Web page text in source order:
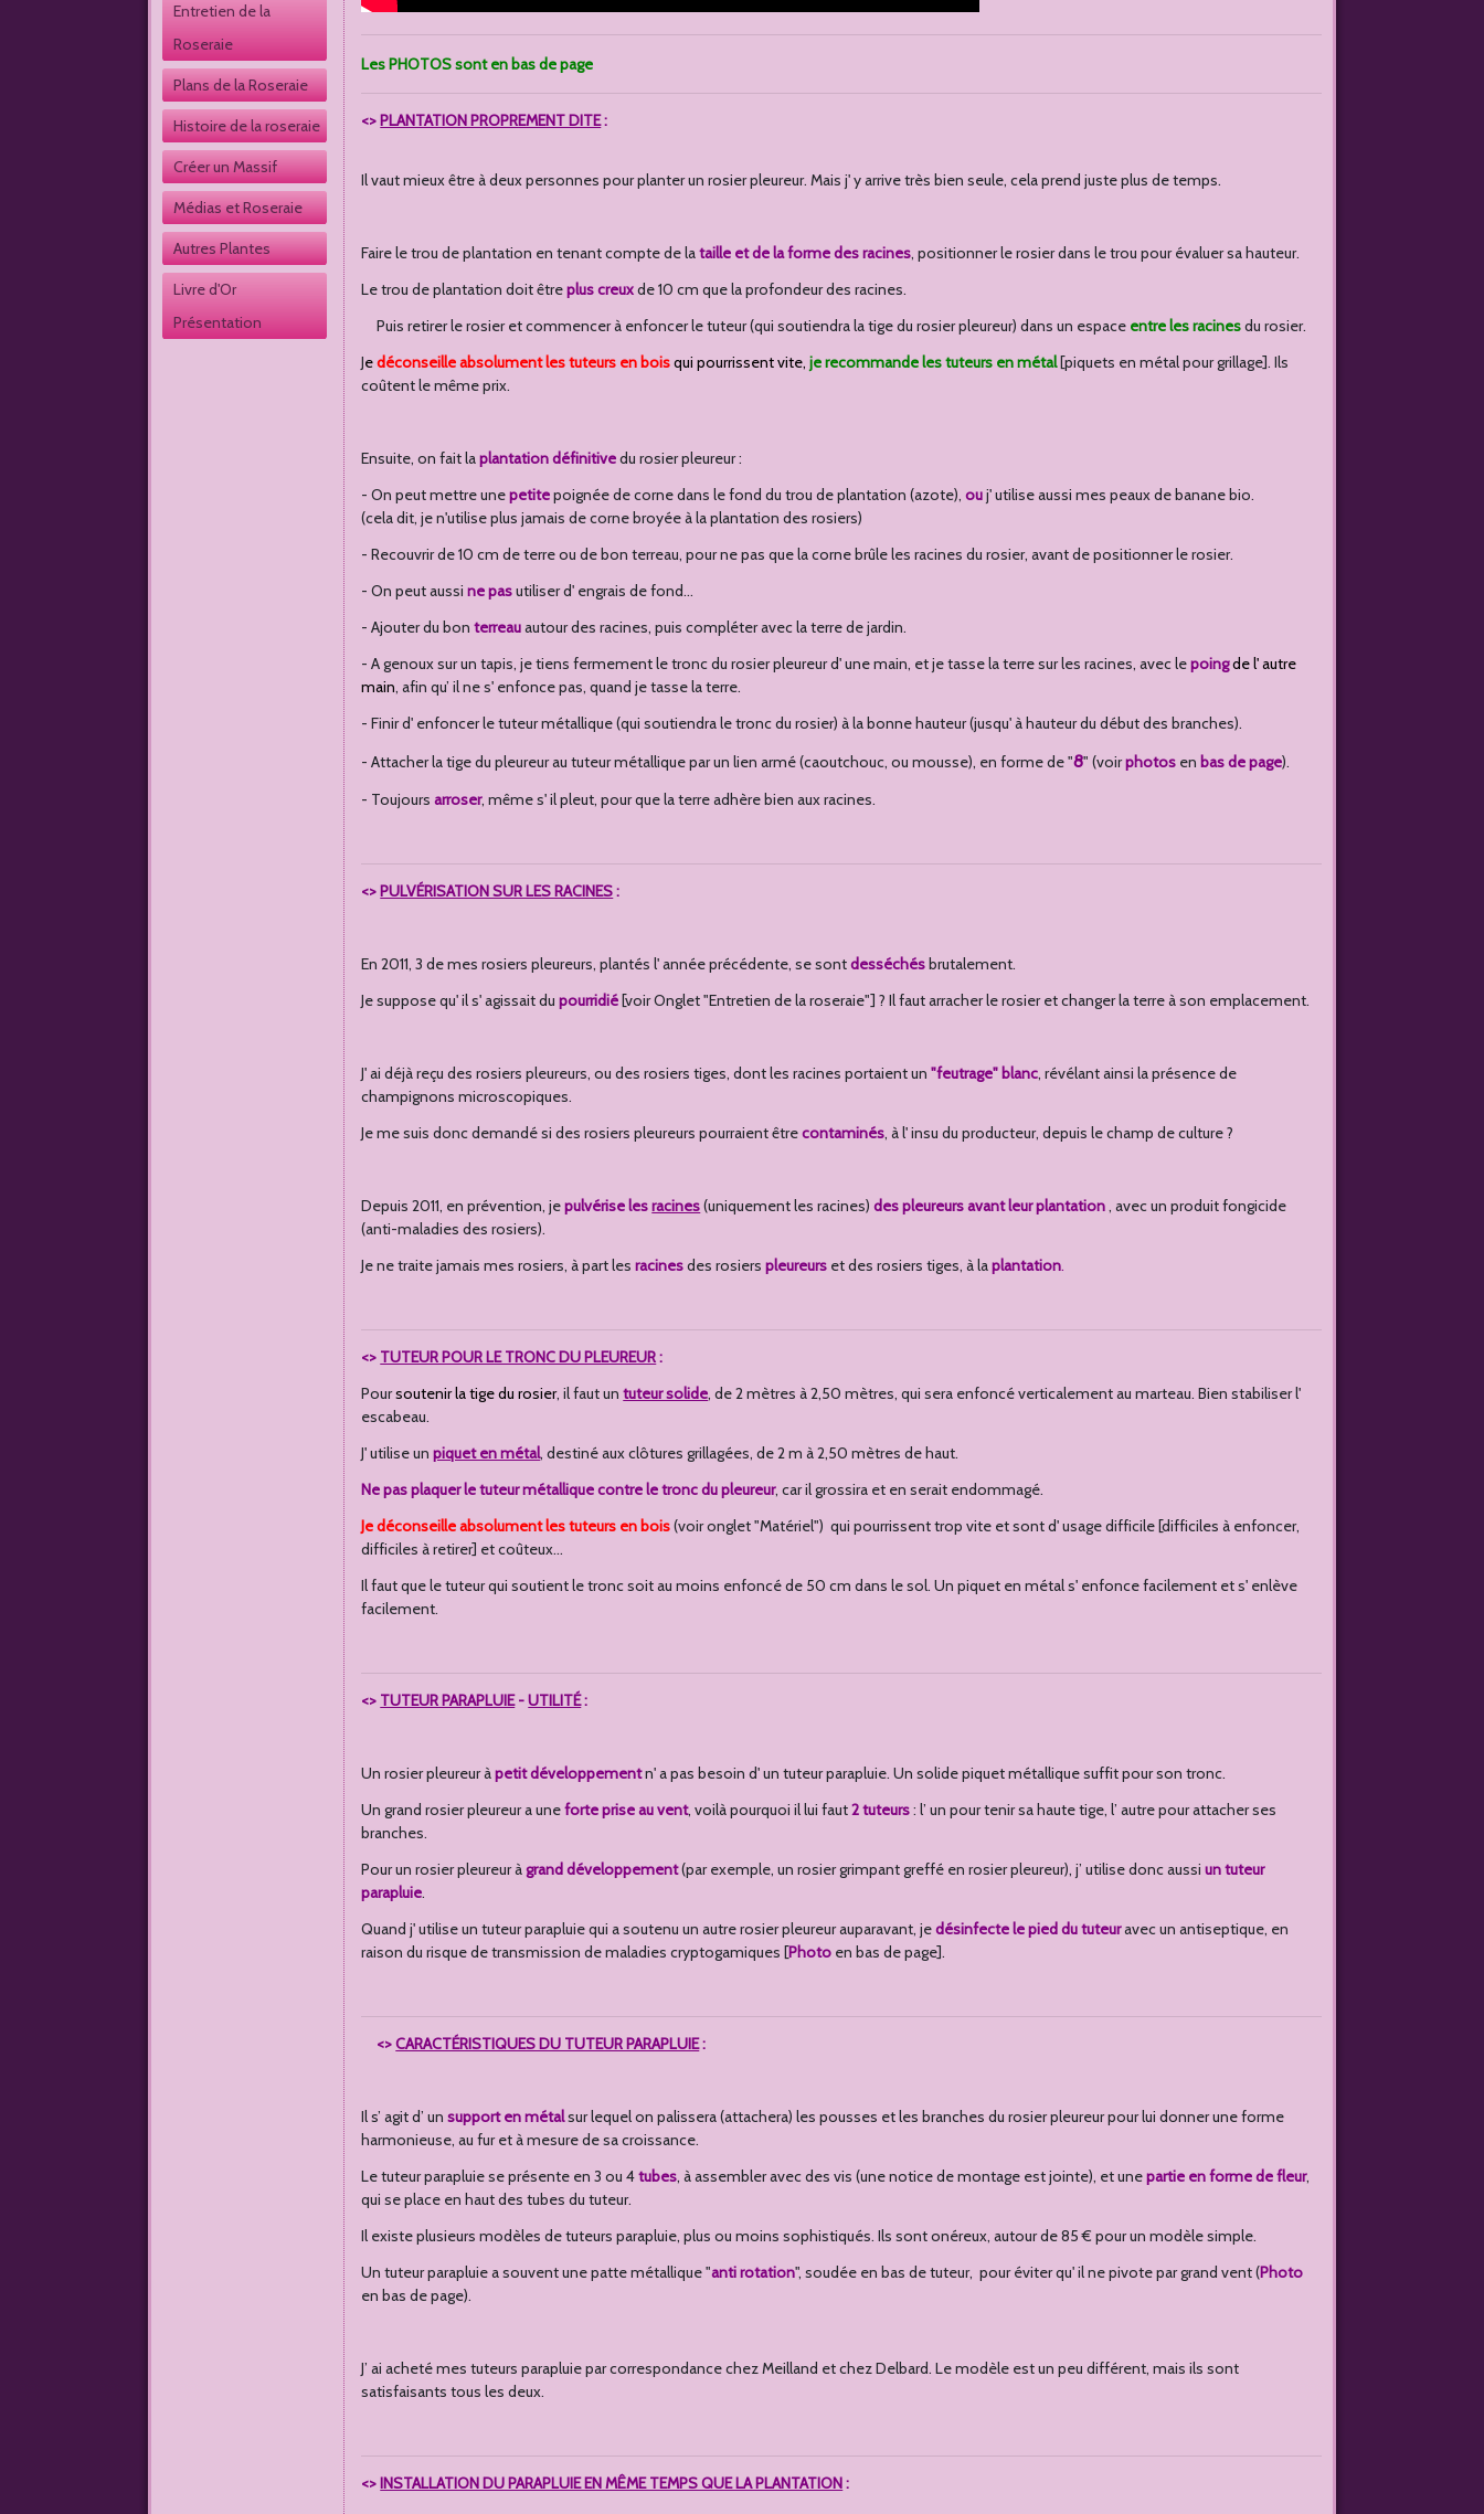
Les PHOTOS sont en bas de page
<>PLANTATION PROPREMENT DITE:
Il vaut mieux être à deux personnes pour planter un rosier pleureur. Mais j' y arrive très bien seule, cela prend juste plus de temps.
Faire le trou de plantation en tenant compte de lataille et de la forme des racines, positionner le rosier dans le trou pour évaluer sa hauteur.
Le trou de plantation doit êtreplus creuxde 10 cm que la profondeur des racines.
Puis retirer le rosier et commencer à enfoncer le tuteur (qui soutiendra la tige du rosier pleureur) dans un espace entre les racinesdu rosier.
Jedéconseille absolument lestuteurs en boisqui pourrissent vite, jerecommande lestuteurs en métal[piquets en métal pour grillage]. Ils
coûtent le même prix.
Ensuite, on fait laplantation définitivedu rosier pleureur :
- On peut mettre unepetitepoignée de corne dans le fond du trou de plantation (azote),ouj' utilise aussi mes peaux de banane bio.
(cela dit, je n'utilise plus jamais de corne broyée à la plantation des rosiers)
- Recouvrir de 10 cm de terre ou de bon terreau, pour ne pas que la corne brûle les racines du rosier, avant de positionner le rosier.
- On peut aussine pasutiliser d' engrais de fond...
- Ajouter du bonterreauautour des racines, puis compléter avec la terre de jardin.
- A genoux sur un tapis, je tiens fermement le tronc du rosier pleureur d' une main, et je tasse la terre sur les racines, avec lepoingde l' autre
main, afin qu’ il ne s' enfonce pas, quand je tasse la terre.
- Finir d' enfoncer le tuteur métallique (qui soutiendra le tronc du rosier) à la bonne hauteur (jusqu' à hauteur du début des branches).
- Attacher la tige du pleureur au tuteur métallique par un lien armé (caoutchouc, ou mousse), en forme de "8" (voirphotos en bas de page).
- Toujoursarroser, même s' il pleut, pour que la terre adhère bien aux racines.
<>PULVÉRISATION SUR LES RACINES:
En 2011, 3 de mes rosiers pleureurs, plantés l' année précédente, se sontdesséchésbrutalement.
Je suppose qu' il s' agissait dupourridié[voir Onglet "Entretien de la roseraie"] ? Il faut arracher le rosier et changer la terre à son emplacement.
J' ai déjà reçu des rosiers pleureurs, ou des rosiers tiges, dont les racines portaient un"feutrage" blanc, révélant ainsi la présence de
champignons microscopiques.
Je me suis donc demandé si des rosiers pleureurs pourraient êtrecontaminés, à l' insu du producteur, depuis le champ de culture ?
Depuis 2011, en prévention, jepulvérise lesracines(uniquement les racines) despleureurs avant leur plantation, avec un produit fongicide
(anti-maladies des rosiers).
Je ne traite jamais mes rosiers, à part lesracinesdes rosierspleureurs et des rosiers tiges, à laplantation.
<> TUTEUR POUR LE TRONC DU PLEUREUR:
Poursoutenir la tige du rosier, il faut untuteur solide, de 2 mètres à 2,50 mètres, qui sera enfoncé verticalement au marteau. Bien stabiliser l'
escabeau.
J' utilise unpiquet en métal, destiné aux clôtures grillagées, de 2 m à 2,50 mètres de haut.
Ne pas plaquer le tuteur métallique contre le tronc du pleureur, car il grossira et en serait endommagé.
Je déconseille absolument les tuteurs en bois(voir onglet "Matériel") qui pourrissent trop vite et sont d' usage difficile [difficiles à enfoncer,
difficiles à retirer] et coûteux...
Il faut que le tuteur qui soutient le tronc soit au moins enfoncé de 50 cm dans le sol. Un piquet en métal s' enfonce facilement et s' enlève
facilement.
<> TUTEUR PARAPLUIE-UTILITÉ:
Un rosier pleureur àpetit développementn' a pas besoin d' un tuteur parapluie. Un solide piquet métallique suffit pour son tronc.
Un grand rosier pleureur a uneforte prise au vent, voilà pourquoi il lui faut2 tuteurs: l’ un pour tenir sa haute tige, l’ autre pour attacher ses
branches.
Pour un rosier pleureur àgrand développement(par exemple, un rosier grimpant greffé en rosier pleureur), j’ utilise donc aussi un tuteur
parapluie.
Quand j' utilise un tuteur parapluie qui a soutenu un autre rosier pleureur auparavant, jedésinfecte le pied du tuteuravec un antiseptique, en
raison du risque de transmission de maladies cryptogamiques [Photo en bas de page].
<>CARACTÉRISTIQUES DU TUTEUR PARAPLUIE:
Il s’ agit d’ unsupport en métalsur lequel on palissera (attachera) les pousses et les branches du rosier pleureur pour lui donner une forme
harmonieuse, au fur et à mesure de sa croissance.
Le tuteur parapluie se présente en 3 ou 4tubes, à assembler avec des vis (une notice de montage est jointe), et unepartie en forme de fleur,
qui se place en haut des tubes du tuteur.
Il existe plusieurs modèles de tuteurs parapluie, plus ou moins sophistiqués. Ils sont onéreux, autour de 85 € pour un modèle simple.
Un tuteur parapluie a souvent une patte métallique "anti rotation", soudée en bas de tuteur, pour éviter qu' il ne pivote par grand vent (Photo
en bas de page).
J’ ai acheté mes tuteurs parapluie par correspondance chez Meilland et chez Delbard. Le modèle est un peu différent, mais ils sont
satisfaisants tous les deux.
<>INSTALLATION DU PARAPLUIE EN MÊME TEMPS QUE LA PLANTATION:
Entretien de la
Roseraie
Plans de la Roseraie
Histoire de la roseraie
Créer un Massif
Médias et Roseraie
Autres Plantes
Livre d'Or
Présentation